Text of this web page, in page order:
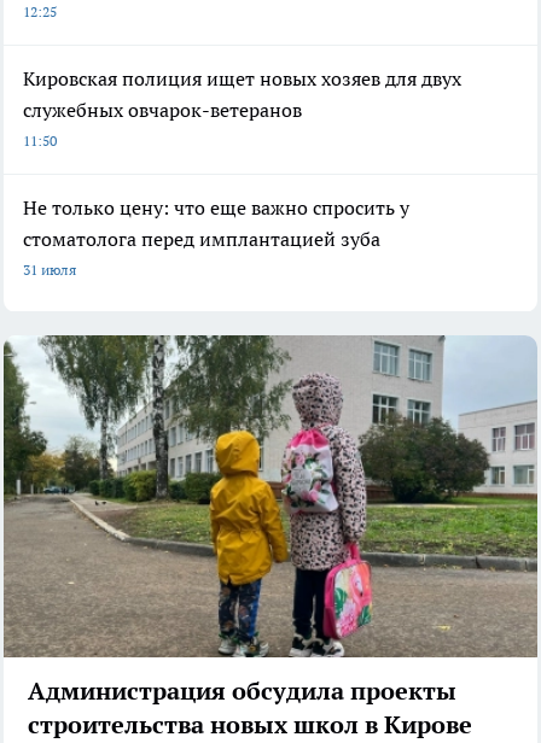
12:25
Кировская полиция ищет новых хозяев для двух
служебных овчарок-ветеранов
11:50
Не только цену: что еще важно спросить у
стоматолога перед имплантацией зуба
31 июля
Администрация обсудила проекты
строительства новых школ в Кирове